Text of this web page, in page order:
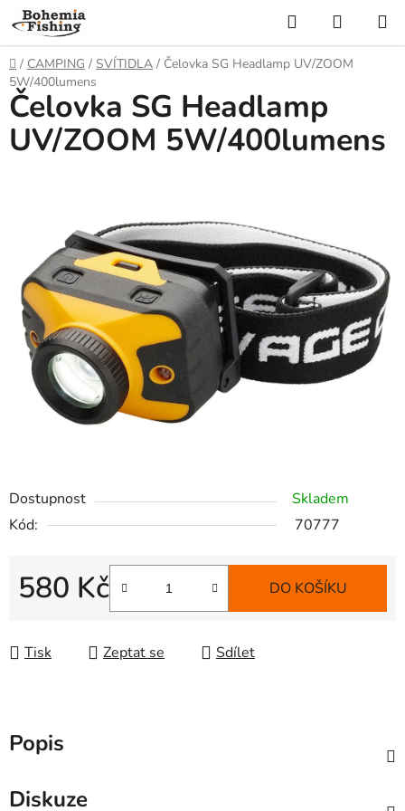
Přejít
na
obsah
Hledat
KOŠÍK
Domů
/ CAMPING / SVÍTIDLA / Čelovka SG Headlamp UV/ZOOM
5W/400lumens
Dostupnost
Skladem
Kód:
70777
580 Kč DO KOŠÍKU
Tisk Zeptat se Sdílet
Čelovka SG Headlamp
UV/ZOOM 5W/400lumens
Popis
Diskuze